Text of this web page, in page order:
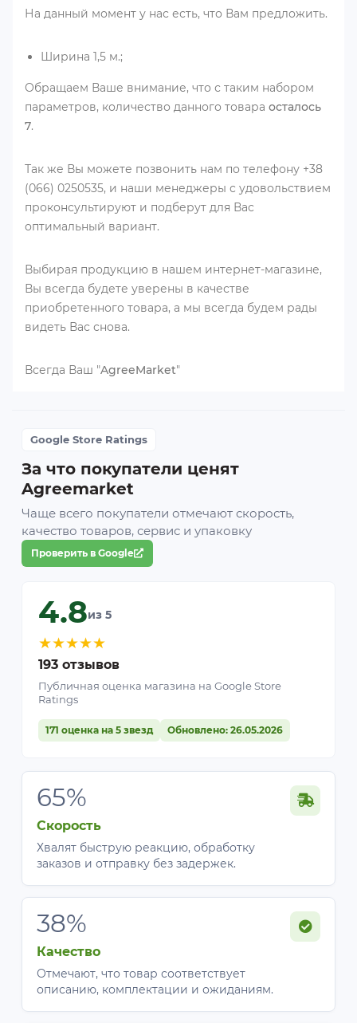
На данный момент у нас есть, что Вам предложить.
Ширина 1,5 м.;
Обращаем Ваше внимание, что с таким набором
параметров, количество данного товара осталось
7.
Так же Вы можете позвонить нам по телефону +38
(066) 0250535, и наши менеджеры с удовольствием
проконсультируют и подберут для Вас
оптимальный вариант.
Выбирая продукцию в нашем интернет-магазине,
Вы всегда будете уверены в качестве
приобретенного товара, а мы всегда будем рады
видеть Вас снова.
Всегда Ваш "AgreeMarket"
Google Store Ratings
За что покупатели ценят
Agreemarket
Чаще всего покупатели отмечают скорость,
качество товаров, сервис и упаковку
Проверить в Google
4.8из 5
★★★★★
193 отзывов
Публичная оценка магазина на Google Store
Ratings
171 оценка на 5 звезд Обновлено: 26.05.2026
65%
Скорость
Хвалят быструю реакцию, обработку
заказов и отправку без задержек.
38%
Качество
Отмечают, что товар соответствует
описанию, комплектации и ожиданиям.